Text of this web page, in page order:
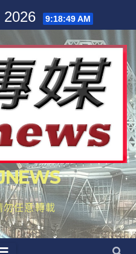
2026 9:18:51 AM
勿任意轉載